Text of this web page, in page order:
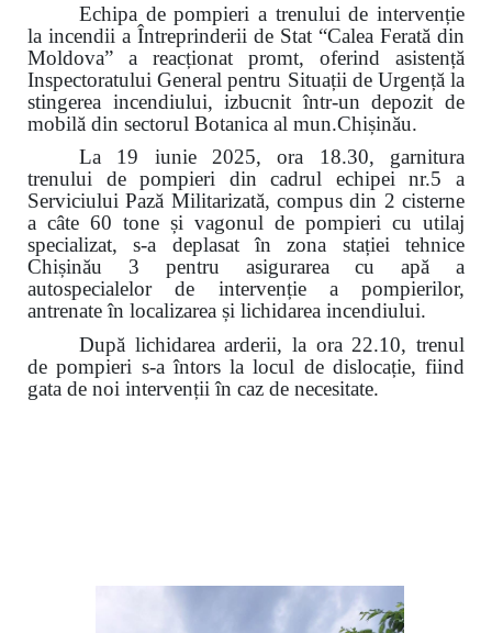
Echipa de pompieri a trenului de intervenție
la incendii a Întreprinderii de Stat “Calea Ferată din
Moldova” a reacționat promt, oferind asistență
Inspectoratului General pentru Situații de Urgență la
stingerea incendiului, izbucnit într-un depozit de
mobilă din sectorul Botanica al mun.Chișinău.
La 19 iunie 2025, ora 18.30, garnitura
trenului de pompieri din cadrul echipei nr.5 a
Serviciului Pază Militarizată, compus din 2 cisterne
a câte 60 tone și vagonul de pompieri cu utilaj
specializat, s-a deplasat în zona stației tehnice
Chișinău 3 pentru asigurarea cu apă a
autospecialelor de intervenție a pompierilor,
antrenate în localizarea și lichidarea incendiului.
După lichidarea arderii, la ora 22.10, trenul
de pompieri s-a întors la locul de dislocație, fiind
gata de noi intervenții în caz de necesitate.